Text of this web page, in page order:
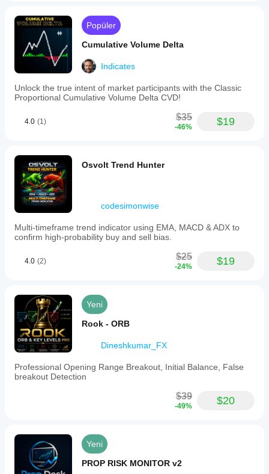
Popüler
Cumulative Volume Delta
Indicates
Unlock the true intent of market participants with the Classic
Proportional Cumulative Volume Delta CVD!
4.0 (1) $35
-46% $19
Osvolt Trend Hunter
codesimonwise
Multi-timeframe trend indicator using EMA, MACD & ADX to
confirm high-probability buy and sell bias.
4.0 (2) $25
-24% $19
Yeni
Rook - ORB
Dineshkumar_FX
Professional Opening Range Breakout, Initial Balance, False
breakout Detection
$39
-49% $20
Yeni
PROP RISK MONITOR v2